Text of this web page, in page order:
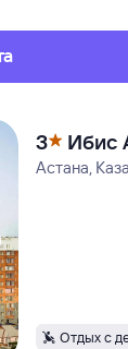
3 Ибис
Астана,
Отдых с